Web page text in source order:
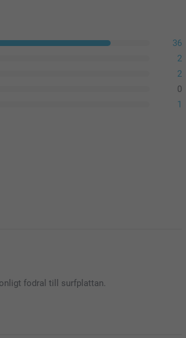
36
2
2
0
1
med sina egna favoritbilder.
fodral till surfplattan.